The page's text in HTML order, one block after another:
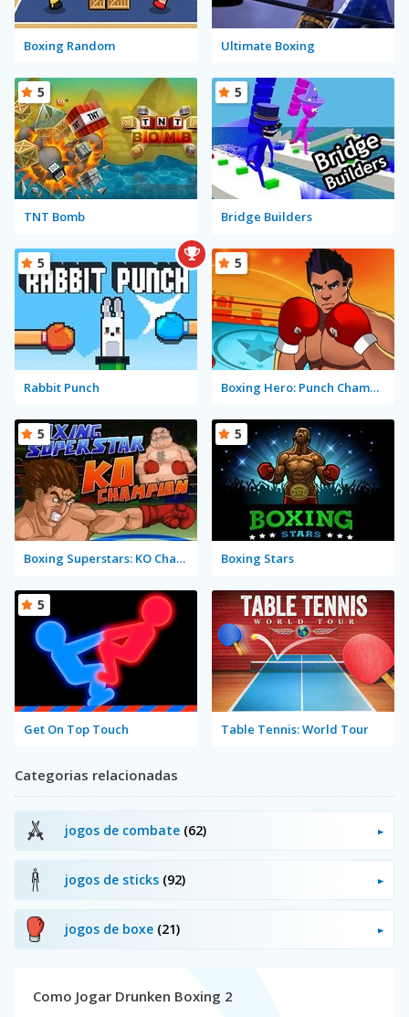
Boxing Random Ultimate Boxing
TNT Bomb
5
Bridge Builders
5
Rabbit Punch
5
Boxing Hero: Punch Champions
5
Boxing Superstars: KO Champion
5
Boxing Stars
5
Get On Top Touch
5
Table Tennis: World Tour
Categorias relacionadas
jogos de combate (62)
jogos de sticks (92)
jogos de boxe (21)
Como Jogar Drunken Boxing 2